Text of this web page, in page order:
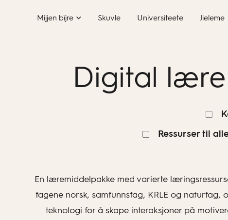
Mijjen bïjre Skuvle Universiteete Jieleme
Digital
Ressurser til
En læremiddelpakke med varierte
fagene norsk, samfunnsfag, KRLE og
teknologi for å skape interaksjoner på